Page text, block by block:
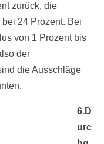
zurück, die
24 Prozent. Bei
von 1 Prozent bis
der
die Ausschläge
6.D
urc